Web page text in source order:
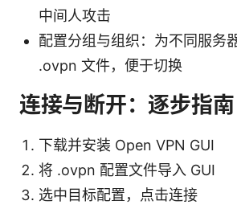
中间人攻击
配置分组与组织：为不同服务
.ovpn 文件，便于切换
连接与断开：逐步指南
下载并安装 Open VPN GUI
将 .ovpn 配置文件导入 GUI
选中目标配置，点击连接